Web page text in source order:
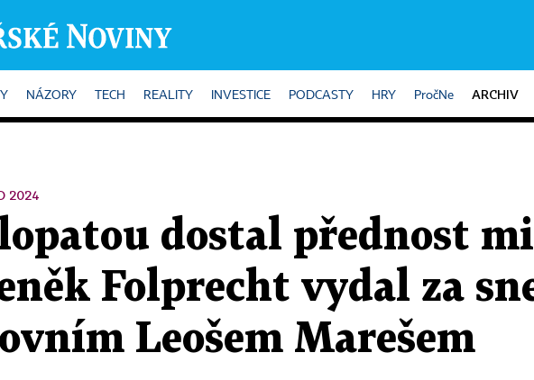
NÁZORY TECH REALITY INVESTICE PODCASTY HRY PročNe ARCHIV
2024
dostal přednost
Folprecht vydal za
Leošem Marešem